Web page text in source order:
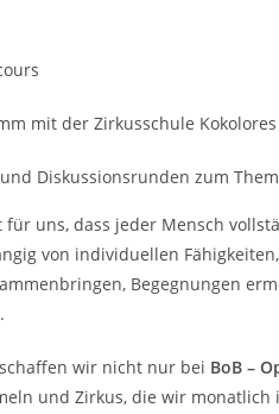
mit der Zirkusschule Kokolores
Diskussionsrunden zum
uns, dass jeder Mensch
von individuellen
Begegnungen
wir nicht nur bei BoB –
und Zirkus, die wir